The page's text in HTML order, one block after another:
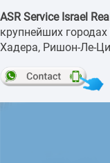
ASR Service Israel
крупнейших
Хадера, Ришон-Ле-